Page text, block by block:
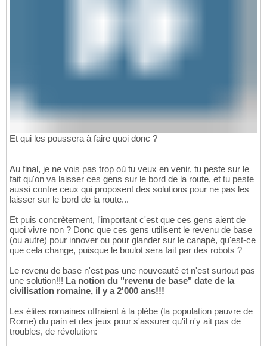
Et qui les poussera à faire quoi donc ?
Au final, je ne vois pas trop où tu veux en venir, tu peste sur le
fait qu'on va laisser ces gens sur le bord de la route, et tu peste
aussi contre ceux qui proposent des solutions pour ne pas les
laisser sur le bord de la route...
Et puis concrètement, l'important c'est que ces gens aient de
quoi vivre non ? Donc que ces gens utilisent le revenu de base
(ou autre) pour innover ou pour glander sur le canapé, qu'est-ce
que cela change, puisque le boulot sera fait par des robots ?
Le revenu de base n'est pas une nouveauté et n'est surtout pas
une solution!!! La notion du "revenu de base" date de la
civilisation romaine, il y a 2'000 ans!!!
Les élites romaines offraient à la plèbe (la population pauvre de
Rome) du pain et des jeux pour s'assurer qu'il n'y ait pas de
troubles, de révolution: